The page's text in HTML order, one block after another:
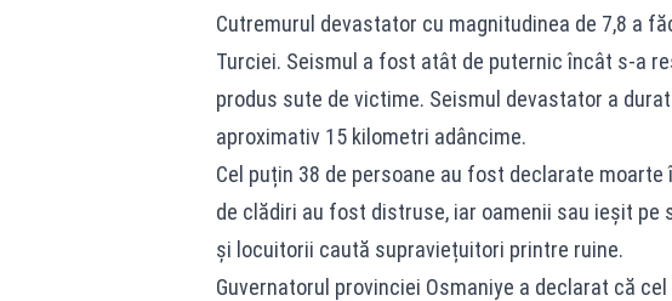
Cutremurul devastator cu magnitudinea de 7,8 a
Turciei. Seismul a fost atât de puternic încât s-a
produs sute de victime. Seismul devastator a
aproximativ 15 kilometri adâncime.
Cel puțin 38 de persoane au fost declarate
de clădiri au fost distruse, iar oamenii sau ieșit pe
și locuitorii caută supraviețuitori printre ruine.
Guvernatorul provinciei Osmaniye a declarat că